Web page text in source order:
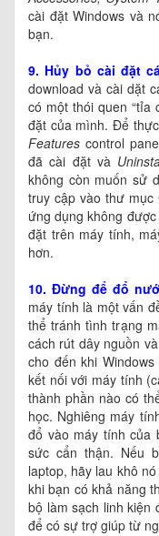
cài đặt Windows và
bạn.
9. Hủy bỏ cài đặt
download và cài dặt
có một thói quen “tỉa
đặt của mình. Để
Features control
đã cài đặt và
không còn muốn sử
truy cập vào thư mục
ứng dụng không
đặt trên máy tính,
hơn.
10. Đừng để đổ
máy tính là một vấn
thể tránh tình trạng
cách rút dây nguồn
cho đến khi
kết nối với máy tính
thành phần nào có
học. Nghiêng máy
đổ vào máy tính của
sức cẩn thận. Nếu
laptop, hãy lau khô
khi bạn có khả năng
bộ làm sạch linh kiện
để có sự trợ giúp từ